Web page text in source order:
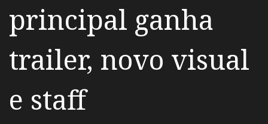
principal ganha
trailer, novo visual
e staff